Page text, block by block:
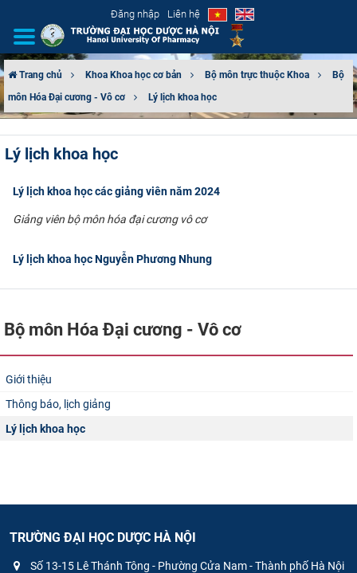
Đăng nhập Liên hệ
GIỚI THIỆU
CƠ CẤU TỔ CHỨC
TUYỂN SINH
ĐÀO TẠO
ĐẢM BẢO CHẤT LƯỢNG
HTQT
CỰU NGƯỜI HỌC
Trang chủ Khoa Khoa học cơ bản Bộ môn trực thuộc Khoa
Bộ
môn Hóa Đại cương - Vô cơ
Lý lịch khoa học
Lý lịch khoa học
Lý lịch khoa học các giảng viên năm 2024
Giảng viên bộ môn hóa đại cương vô cơ
Lý lịch khoa học Nguyễn Phương Nhung
Bộ môn Hóa Đại cương - Vô cơ
Giới thiệu
Thông báo, lịch giảng
Lý lịch khoa học
TRƯỜNG ĐẠI HỌC DƯỢC HÀ NỘI
Số 13-15 Lê Thánh Tông - Phường Cửa Nam - Thành phố Hà Nội